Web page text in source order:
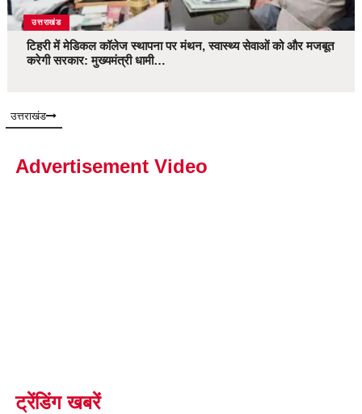
उत्तराखंड
टिहरी में मेडिकल कॉलेज स्थापना पर मंथन, स्वास्थ्य सेवाओं को और मजबूत
करेगी सरकार: मुख्यमंत्री धामी…
उत्तराखंड
Advertisement Video
ट्रेंडिंग खबरें